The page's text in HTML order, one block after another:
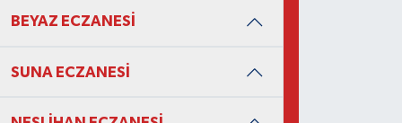
BEYAZ ECZANESİ
SUNA ECZANESİ